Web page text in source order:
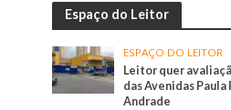
Espaço do Leitor
ESPAÇO DO LEITOR
Leitor quer
das Avenidas
Andrade